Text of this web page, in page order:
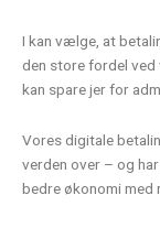
I kan vælge, at
den store fordel ved
kan spare jer for
Vores digitale
verden over – og
bedre økonomi med